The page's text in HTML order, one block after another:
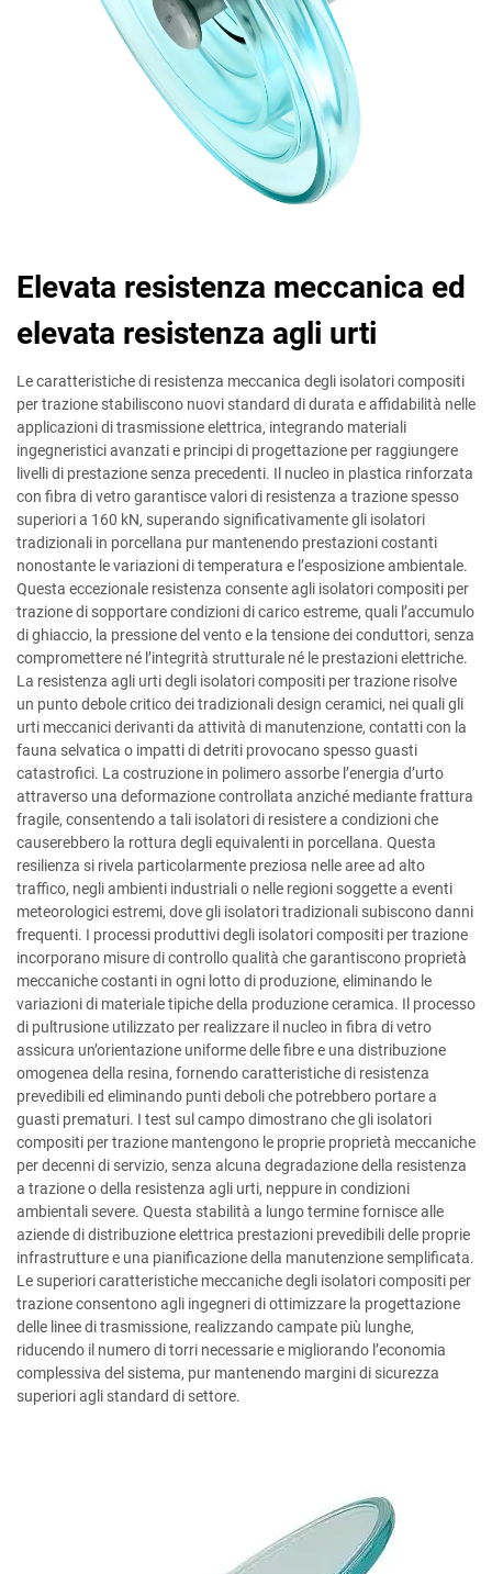
Elevata resistenza meccanica ed
elevata resistenza agli urti
Le caratteristiche di resistenza meccanica degli isolatori compositi
per trazione stabiliscono nuovi standard di durata e affidabilità nelle
applicazioni di trasmissione elettrica, integrando materiali
ingegneristici avanzati e principi di progettazione per raggiungere
livelli di prestazione senza precedenti. Il nucleo in plastica rinforzata
con fibra di vetro garantisce valori di resistenza a trazione spesso
superiori a 160 kN, superando significativamente gli isolatori
tradizionali in porcellana pur mantenendo prestazioni costanti
nonostante le variazioni di temperatura e l’esposizione ambientale.
Questa eccezionale resistenza consente agli isolatori compositi per
trazione di sopportare condizioni di carico estreme, quali l’accumulo
di ghiaccio, la pressione del vento e la tensione dei conduttori, senza
compromettere né l’integrità strutturale né le prestazioni elettriche.
La resistenza agli urti degli isolatori compositi per trazione risolve
un punto debole critico dei tradizionali design ceramici, nei quali gli
urti meccanici derivanti da attività di manutenzione, contatti con la
fauna selvatica o impatti di detriti provocano spesso guasti
catastrofici. La costruzione in polimero assorbe l’energia d’urto
attraverso una deformazione controllata anziché mediante frattura
fragile, consentendo a tali isolatori di resistere a condizioni che
causerebbero la rottura degli equivalenti in porcellana. Questa
resilienza si rivela particolarmente preziosa nelle aree ad alto
traffico, negli ambienti industriali o nelle regioni soggette a eventi
meteorologici estremi, dove gli isolatori tradizionali subiscono danni
frequenti. I processi produttivi degli isolatori compositi per trazione
incorporano misure di controllo qualità che garantiscono proprietà
meccaniche costanti in ogni lotto di produzione, eliminando le
variazioni di materiale tipiche della produzione ceramica. Il processo
di pultrusione utilizzato per realizzare il nucleo in fibra di vetro
assicura un’orientazione uniforme delle fibre e una distribuzione
omogenea della resina, fornendo caratteristiche di resistenza
prevedibili ed eliminando punti deboli che potrebbero portare a
guasti prematuri. I test sul campo dimostrano che gli isolatori
compositi per trazione mantengono le proprie proprietà meccaniche
per decenni di servizio, senza alcuna degradazione della resistenza
a trazione o della resistenza agli urti, neppure in condizioni
ambientali severe. Questa stabilità a lungo termine fornisce alle
aziende di distribuzione elettrica prestazioni prevedibili delle proprie
infrastrutture e una pianificazione della manutenzione semplificata.
Le superiori caratteristiche meccaniche degli isolatori compositi per
trazione consentono agli ingegneri di ottimizzare la progettazione
delle linee di trasmissione, realizzando campate più lunghe,
riducendo il numero di torri necessarie e migliorando l’economia
complessiva del sistema, pur mantenendo margini di sicurezza
superiori agli standard di settore.